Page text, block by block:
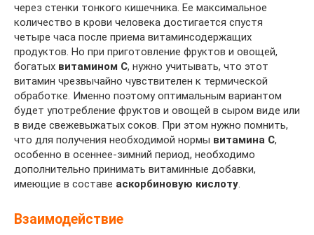
через стенки тонкого кишечника. Ее максимальное
количество в крови человека достигается спустя
четыре часа после приема витаминсодержащих
продуктов. Но при приготовление фруктов и овощей,
богатых витамином C, нужно учитывать, что этот
витамин чрезвычайно чувствителен к термической
обработке. Именно поэтому оптимальным вариантом
будет употребление фруктов и овощей в сыром виде или
в виде свежевыжатых соков. При этом нужно помнить,
что для получения необходимой нормы витамина C,
особенно в осеннее-зимний период, необходимо
дополнительно принимать витаминные добавки,
имеющие в составе аскорбиновую кислоту.
Взаимодействие